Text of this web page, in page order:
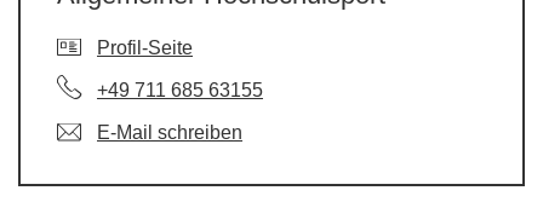
Profil-Seite
+49 711 685 63155
E-Mail schreiben